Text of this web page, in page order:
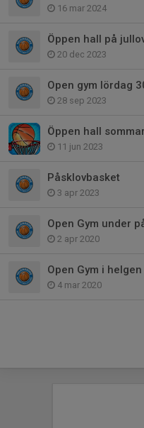
16 mar 2024
Öppen hall på
20 dec 2023
Open gym lördag
28 sep 2023
Öppen hall
11 jun 2023
Påsklovbasket
3 apr 2023
Open Gym under
2 apr 2020
Open Gym i helgen
4 mar 2020